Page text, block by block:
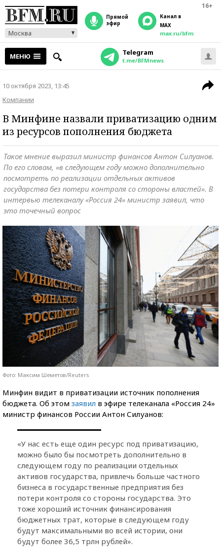
16+
Москва
прямой
эфир
Канал в
MAX
max.ru/bfm
МЕНЮ Telegram
t.me/BFMnews
10 октября 2023, 13:45
Компании
В Минфине назвали приватизацию одним
из ресурсов пополнения бюджета
Такое мнение выразил министр финансов Антон Силуанов.
По его словам, «в следующем году можно дополнительно
посмотреть по реализации отдельных активов
государства без потери контроля со стороны властей». В
интервью телеканалу «Россия 24» министр заявил, что
это точечный вопрос
Фото: Максим Шеметов/Reuters
Минфин видит в приватизации источник пополнения
бюджета. Об этом заявил в эфире телеканала «Россия 24»
министр финансов России Антон Силуанов:
«У нас есть еще один ресурс под приватизацию,
можно было бы посмотреть дополнительно в
следующем году по реализации отдельных
активов государства, привлечь больше частного
бизнеса в государственные предприятия без
потери контроля со стороны государства. Это
тоже хороший источник финансирования
бюджетных трат, которые в следующем году
будут максимальными во всей истории, они
будут более 36,5 трлн рублей».